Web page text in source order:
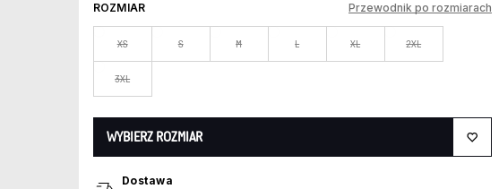
ROZMIAR Przewodnik po rozmiarach
XS S M L XL 2XL
3XL
WYBIERZ ROZMIAR
Dostawa